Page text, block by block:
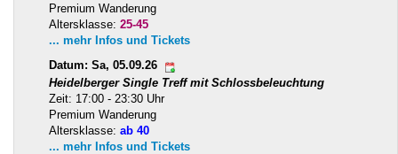
Premium Wanderung
Altersklasse: 25-45
... mehr Infos und Tickets
Datum: Sa, 05.09.26
Heidelberger Single Treff mit Schlossbeleuchtung
Zeit: 17:00 - 23:30 Uhr
Premium Wanderung
Altersklasse: ab 40
... mehr Infos und Tickets